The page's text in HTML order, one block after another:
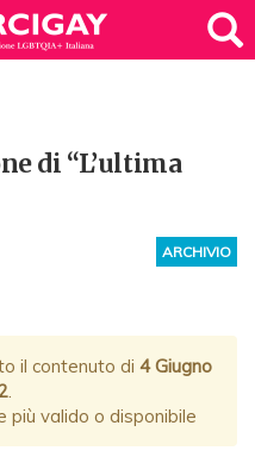
di “L’ultima
ARCHIVIO
il contenuto di 4 Giugno
.
più valido o disponibile